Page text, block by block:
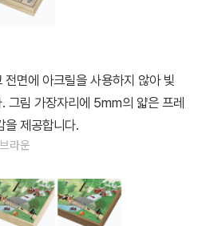
면에 아크릴을 사용하지 않아 빛
그림 가장자리에 5mm의 얇은 프레
을 제공합니다.
라운